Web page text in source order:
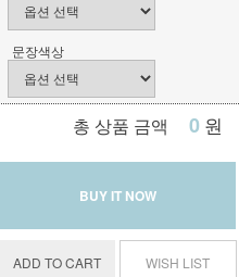
문장색상
총 상품 금액 0 원
BUY IT NOW
ADD TO CART WISH LIST